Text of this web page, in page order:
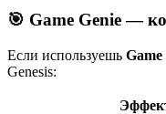
🎯 Game Genie —
Если используешь Game
Genesis: